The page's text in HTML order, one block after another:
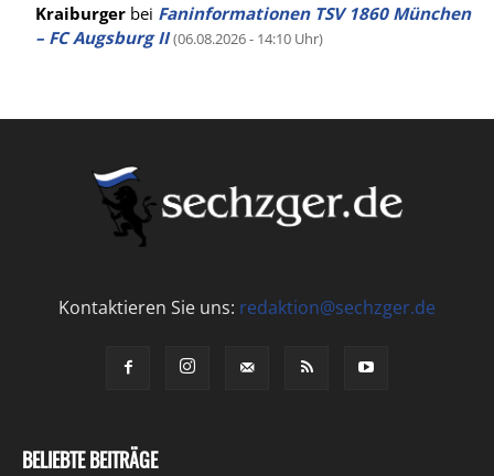
Kraiburger bei Faninformationen TSV 1860 München
– FC Augsburg II (06.08.2026 - 14:10 Uhr)
Kontaktieren Sie uns: redaktion@sechzger.de
BELIEBTE BEITRÄGE